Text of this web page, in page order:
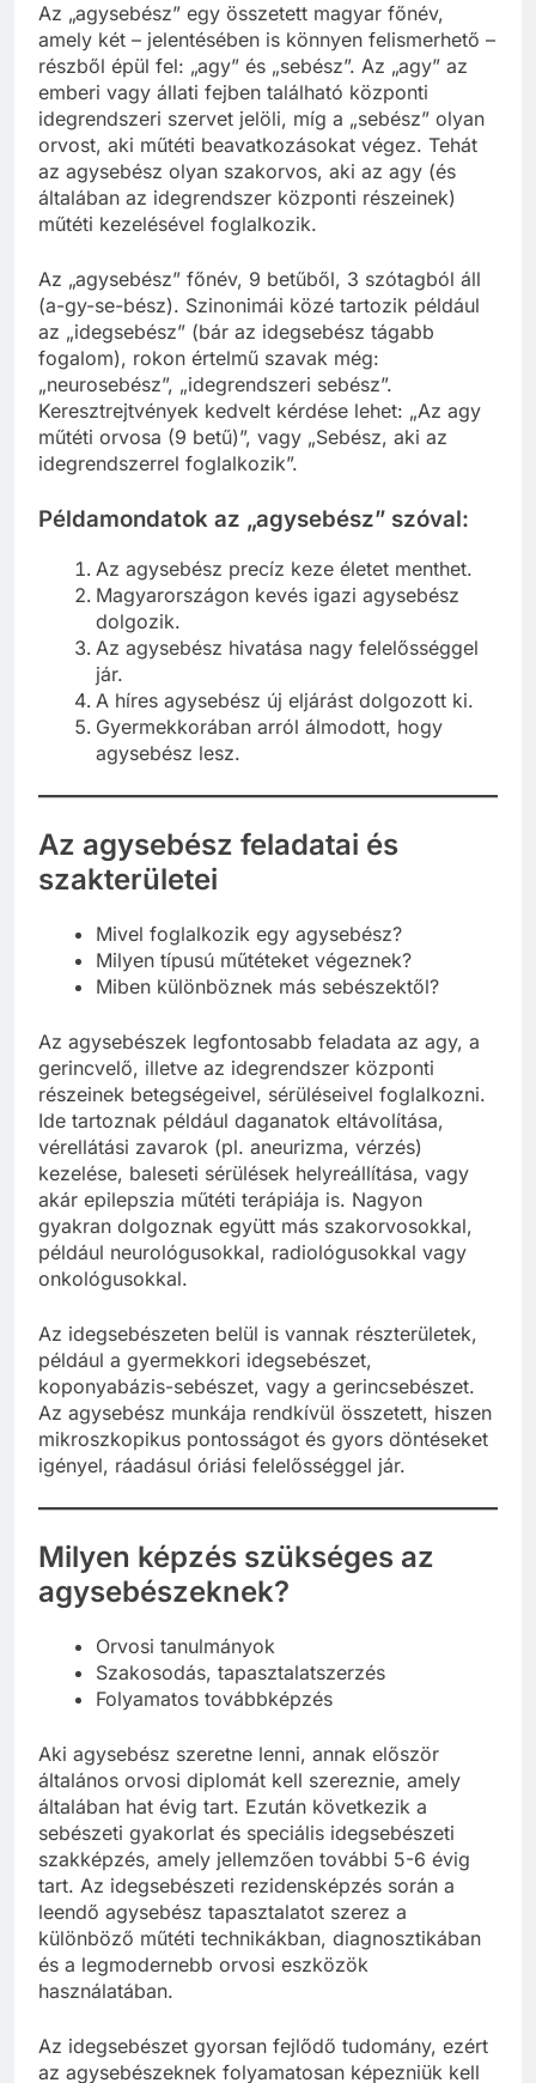
Az „agysebész” egy összetett magyar főnév,
amely két – jelentésében is könnyen felismerhető –
részből épül fel: „agy” és „sebész”. Az „agy” az
emberi vagy állati fejben található központi
idegrendszeri szervet jelöli, míg a „sebész” olyan
orvost, aki műtéti beavatkozásokat végez. Tehát
az agysebész olyan szakorvos, aki az agy (és
általában az idegrendszer központi részeinek)
műtéti kezelésével foglalkozik.
Az „agysebész” főnév, 9 betűből, 3 szótagból áll
(a-gy-se-bész). Szinonimái közé tartozik például
az „idegsebész” (bár az idegsebész tágabb
fogalom), rokon értelmű szavak még:
„neurosebész”, „idegrendszeri sebész”.
Keresztrejtvények kedvelt kérdése lehet: „Az agy
műtéti orvosa (9 betű)”, vagy „Sebész, aki az
idegrendszerrel foglalkozik”.
Példamondatok az „agysebész” szóval:
Az agysebész precíz keze életet menthet.
Magyarországon kevés igazi agysebész
dolgozik.
Az agysebész hivatása nagy felelősséggel
jár.
A híres agysebész új eljárást dolgozott ki.
Gyermekkorában arról álmodott, hogy
agysebész lesz.
Az agysebész feladatai és
szakterületei
Mivel foglalkozik egy agysebész?
Milyen típusú műtéteket végeznek?
Miben különböznek más sebészektől?
Az agysebészek legfontosabb feladata az agy, a
gerincvelő, illetve az idegrendszer központi
részeinek betegségeivel, sérüléseivel foglalkozni.
Ide tartoznak például daganatok eltávolítása,
vérellátási zavarok (pl. aneurizma, vérzés)
kezelése, baleseti sérülések helyreállítása, vagy
akár epilepszia műtéti terápiája is. Nagyon
gyakran dolgoznak együtt más szakorvosokkal,
például neurológusokkal, radiológusokkal vagy
onkológusokkal.
Az idegsebészeten belül is vannak részterületek,
például a gyermekkori idegsebészet,
koponyabázis-sebészet, vagy a gerincsebészet.
Az agysebész munkája rendkívül összetett, hiszen
mikroszkopikus pontosságot és gyors döntéseket
igényel, ráadásul óriási felelősséggel jár.
Milyen képzés szükséges az
agysebészeknek?
Orvosi tanulmányok
Szakosodás, tapasztalatszerzés
Folyamatos továbbképzés
Aki agysebész szeretne lenni, annak először
általános orvosi diplomát kell szereznie, amely
általában hat évig tart. Ezután következik a
sebészeti gyakorlat és speciális idegsebészeti
szakképzés, amely jellemzően további 5-6 évig
tart. Az idegsebészeti rezidensképzés során a
leendő agysebész tapasztalatot szerez a
különböző műtéti technikákban, diagnosztikában
és a legmodernebb orvosi eszközök
használatában.
Az idegsebészet gyorsan fejlődő tudomány, ezért
az agysebészeknek folyamatosan képezniük kell